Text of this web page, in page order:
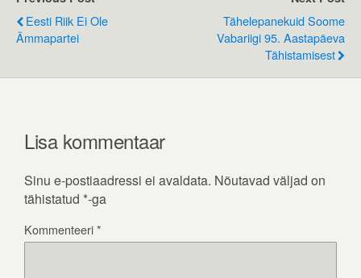
Eesti Riik Ei Ole
Ämmapartei
Tähelepanekuid Soome
Vabariigi 95. Aastapäeva
Tähistamisest
Lisa kommentaar
Sinu e-postiaadressi ei avaldata. Nõutavad väljad on
tähistatud *-ga
Kommenteeri*